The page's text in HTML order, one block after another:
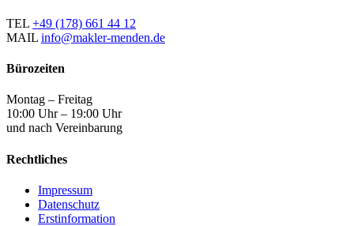
TEL +49 (178) 661 44 12
MAIL info@makler-menden.de
Bürozeiten
Montag – Freitag
10:00 Uhr – 19:00 Uhr
und nach Vereinbarung
Rechtliches
Impressum
Datenschutz
Erstinformation